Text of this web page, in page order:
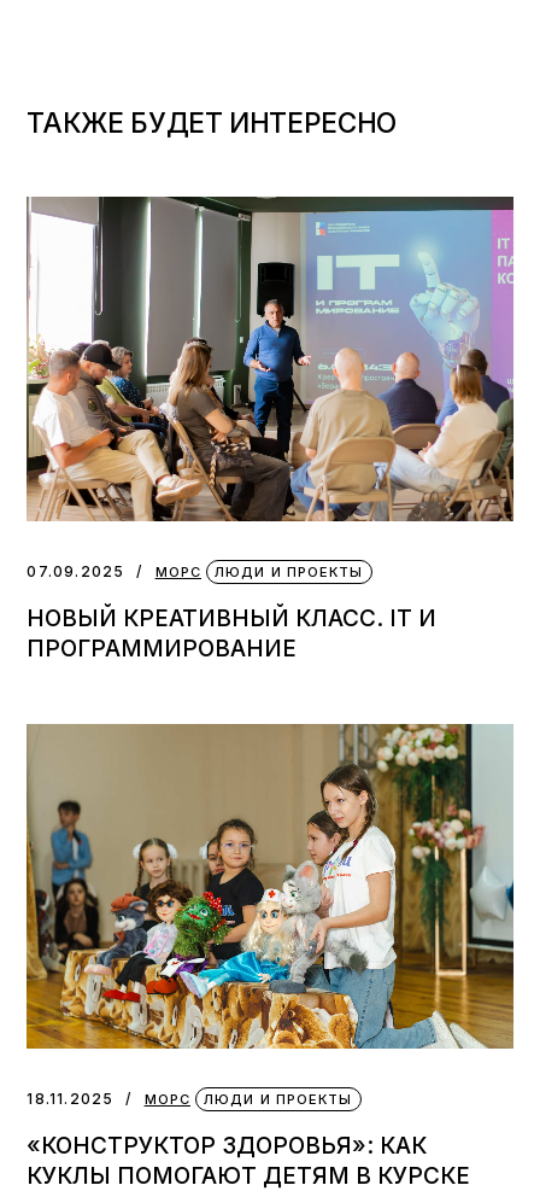
ТАКЖЕ БУДЕТ ИНТЕРЕСНО
07.09.2025 МОРС ЛЮДИ И ПРОЕКТЫ
НОВЫЙ КРЕАТИВНЫЙ КЛАСС. IT И
ПРОГРАММИРОВАНИЕ
18.11.2025 МОРС ЛЮДИ И ПРОЕКТЫ
«КОНСТРУКТОР ЗДОРОВЬЯ»: КАК
КУКЛЫ ПОМОГАЮТ ДЕТЯМ В КУРСКЕ